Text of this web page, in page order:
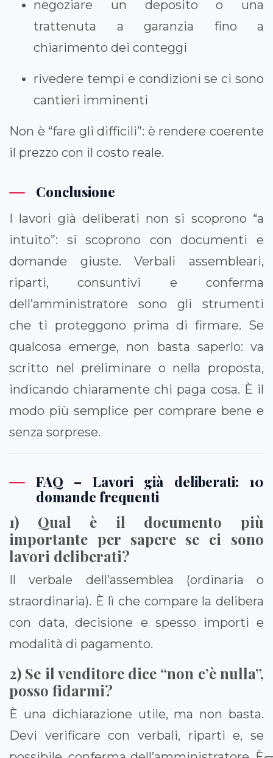
negoziare un deposito o una
trattenuta a garanzia fino a
chiarimento dei conteggi
rivedere tempi e condizioni se ci sono
cantieri imminenti
Non è “fare gli difficili”: è rendere coerente
il prezzo con il costo reale.
Conclusione
I lavori già deliberati non si scoprono “a
intuito”: si scoprono con documenti e
domande giuste. Verbali assembleari,
riparti, consuntivi e conferma
dell’amministratore sono gli strumenti
che ti proteggono prima di firmare. Se
qualcosa emerge, non basta saperlo: va
scritto nel preliminare o nella proposta,
indicando chiaramente chi paga cosa. È il
modo più semplice per comprare bene e
senza sorprese.
FAQ – Lavori già deliberati: 10
domande frequenti
1) Qual è il documento più
importante per sapere se ci sono
lavori deliberati?
Il verbale dell’assemblea (ordinaria o
straordinaria). È lì che compare la delibera
con data, decisione e spesso importi e
modalità di pagamento.
2) Se il venditore dice “non c’è nulla”,
posso fidarmi?
È una dichiarazione utile, ma non basta.
Devi verificare con verbali, riparti e, se